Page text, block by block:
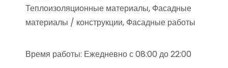
Теплоизоляционные материалы, Фасадные
материалы / конструкции, Фасадные работы
Время работы: Ежедневно с 08:00 до 22:00